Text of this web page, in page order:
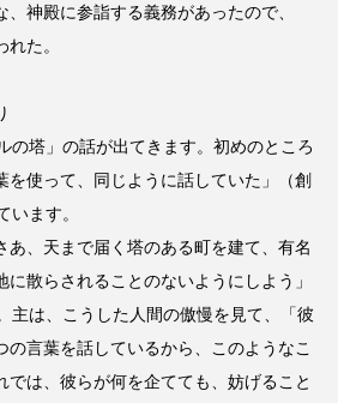
神殿に参詣する義務があったので、
れた。
の塔」の話が出てきます。初めのところ
を使って、同じように話していた」（創
います。
、天まで届く塔のある町を建て、有名
散らされることのないようにしよう」
主は、こうした人間の傲慢を見て、「彼
の言葉を話しているから、このようなこ
では、彼らが何を企てても、妨げること